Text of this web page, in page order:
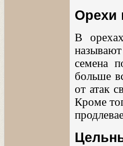
Орехи
В
семена
больше
от атак
Кроме